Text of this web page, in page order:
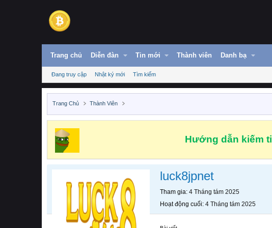
Trang chủ Diễn đàn Tin mới Thành viên Danh bạ
Đang truy cập Nhật ký mới Tìm kiếm
Trang Chủ Thành Viên
Hướng dẫn kiếm
luck8jpnet
Tham gia 4 Tháng tám 2025
Hoạt động cuối 4 Tháng tám 2025